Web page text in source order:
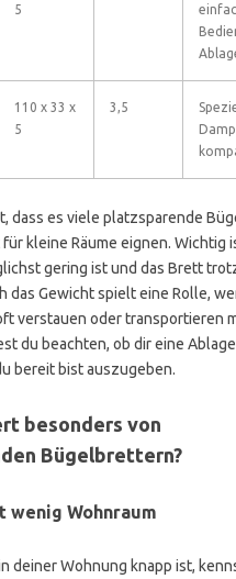
5
110 x 33 x
5
3,5
dass es viele platzsparende
kleine Räume eignen. Wichtig
gering ist und das Brett
das Gewicht spielt eine Rolle,
verstauen oder transportieren
du beachten, ob dir eine
bereit bist auszugeben.
besonders von
Bügelbrettern?
wenig Wohnraum
deiner Wohnung knapp ist,